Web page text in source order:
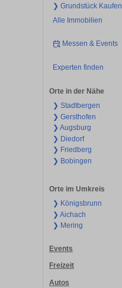
❯ Grundstück Kaufen
Alle Immobilien
Messen & Events
Experten finden
Orte in der Nähe
❯ Stadtbergen
❯ Gersthofen
❯ Augsburg
❯ Diedorf
❯ Friedberg
❯ Bobingen
Orte im Umkreis
❯ Königsbrunn
❯ Aichach
❯ Mering
Events
Freizeit
Autos